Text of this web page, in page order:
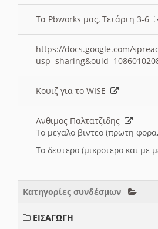
Τα Pbworks μας, Τετάρτη 3-6
https://docs.google.com/
Κουιζ για το WISE
Ανθιμος Παλτατζιδης
Το μεγαλο βιντεο (πρωτη
Το δευτερο (μικροτερο και με
Κατηγορίες συνδέσμων
ΕΙΣΑΓΩΓΗ